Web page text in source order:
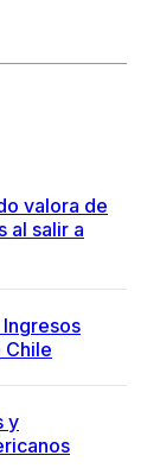
valora de
al salir a
Chile
y